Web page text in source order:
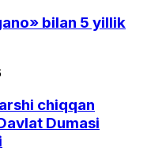
bilan 5 yillik
chiqqan
Dumasi